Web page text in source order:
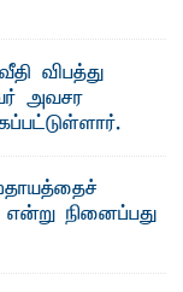
விபத்து
அவசர
நினைப்பது